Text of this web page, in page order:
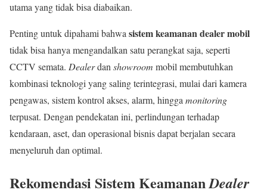
utama yang tidak bisa diabaikan.
Penting untuk dipahami bahwa sistem keamanan dealer mobil
tidak bisa hanya mengandalkan satu perangkat saja, seperti
CCTV semata. Dealerdan showroom mobil membutuhkan
kombinasi teknologi yang saling terintegrasi, mulai dari kamera
pengawas, sistem kontrol akses, alarm, hingga monitoring
terpusat. Dengan pendekatan ini, perlindungan terhadap
kendaraan, aset, dan operasional bisnis dapat berjalan secara
menyeluruh dan optimal.
Rekomendasi Sistem KeamananDealer